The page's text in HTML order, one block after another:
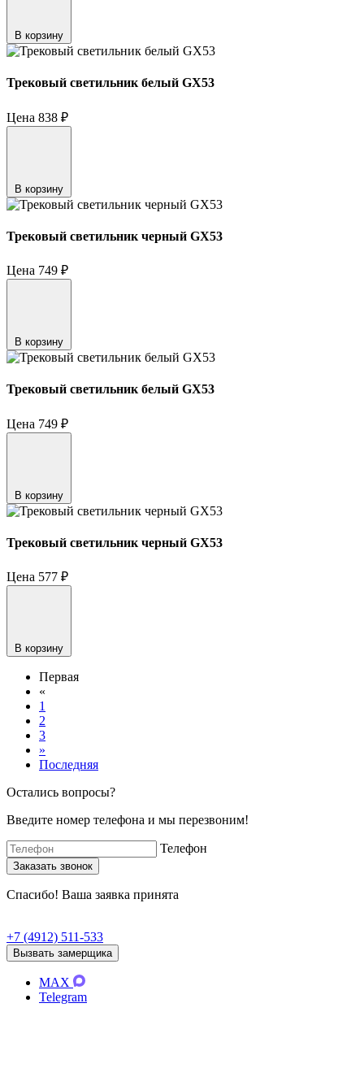
В корзину
Трековый светильник белый GX53
Цена 838 ₽
В корзину
Трековый светильник черный GX53
Цена 749 ₽
В корзину
Трековый светильник белый GX53
Цена 749 ₽
В корзину
Трековый светильник черный GX53
Цена 577 ₽
В корзину
Первая
«
1
2
3
»
Последняя
Остались вопросы?
Введите номер телефона и мы перезвоним!
Телефон
Спасибо! Ваша заявка принята
+7 (4912) 511-533
Вызвать замерщика
MAX
Telegram